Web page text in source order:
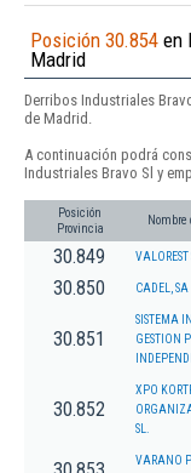
Posición 30.854 en
Madrid
Derribos Industriales
de Madrid.
A continuación podrá
Industriales Bravo Sl y
Posición
Provincia
Nombre
30.849 VALOREST
30.850 CADEL, SA
30.851
SISTEMA
GESTION
30.852
XPO
SL.
VARANO